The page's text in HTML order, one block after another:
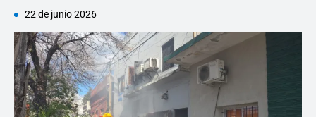
22 de junio 2026